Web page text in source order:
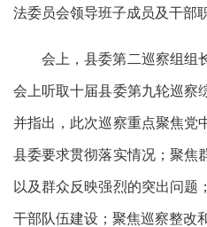
法委员会领导班子成员及干部
会上，县委第二巡察组组
会上听取十届县委第九轮巡察
并指出，此次巡察重点聚焦党
县委要求贯彻落实情况；聚焦
以及群众反映强烈的突出问题
干部队伍建设；聚焦巡察整改